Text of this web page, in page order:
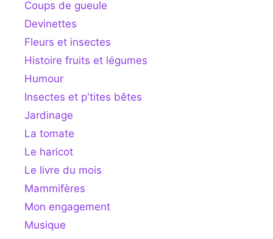
Coups de gueule
Devinettes
Fleurs et insectes
Histoire fruits et légumes
Humour
Insectes et p'tites bêtes
Jardinage
La tomate
Le haricot
Le livre du mois
Mammifères
Mon engagement
Musique